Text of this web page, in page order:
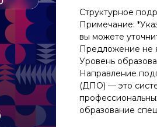
Структурное
Примечание:
вы можете
Предложение не
Уровень
Направление
(ДПО) — это
образование